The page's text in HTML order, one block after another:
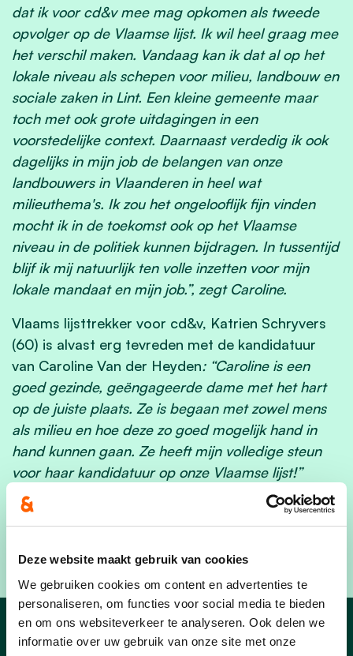
Deze website maakt gebruik van cookies
We gebruiken cookies om content en advertenties te
personaliseren, om functies voor social media te bieden
en om ons websiteverkeer te analyseren. Ook delen we
informatie over uw gebruik van onze site met onze
dat ik voor cd&v mee mag opkomen als tweede
opvolger op de Vlaamse lijst. Ik wil heel graag mee
het verschil maken. Vandaag kan ik dat al op het
lokale niveau als schepen voor milieu, landbouw en
sociale zaken in Lint. Een kleine gemeente maar
toch met ook grote uitdagingen in een
voorstedelijke context. Daarnaast verdedig ik ook
dagelijks in mijn job de belangen van onze
landbouwers in Vlaanderen in heel wat
milieuthema's. Ik zou het ongelooflijk fijn vinden
mocht ik in de toekomst ook op het Vlaamse
niveau in de politiek kunnen bijdragen. In tussentijd
blijf ik mij natuurlijk ten volle inzetten voor mijn
lokale mandaat en mijn job.”, zegt Caroline.
Vlaams lijsttrekker voor cd&v, Katrien Schryvers
(60) is alvast erg tevreden met de kandidatuur
van Caroline Van der Heyden: “Caroline is een
goed gezinde, geëngageerde dame met het hart
op de juiste plaats. Ze is begaan met zowel mens
als milieu en hoe deze zo goed mogelijk hand in
hand kunnen gaan. Ze heeft mijn volledige steun
voor haar kandidatuur op onze Vlaamse lijst!”
Ook GvA maakte alvast een mooi
persbericht:
"Schepen komt op bij Vlaamse verkiezingen: “Ik